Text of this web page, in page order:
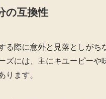
の互換性
る際に意外と見落としが
ズには、主にキユーピー
ります。